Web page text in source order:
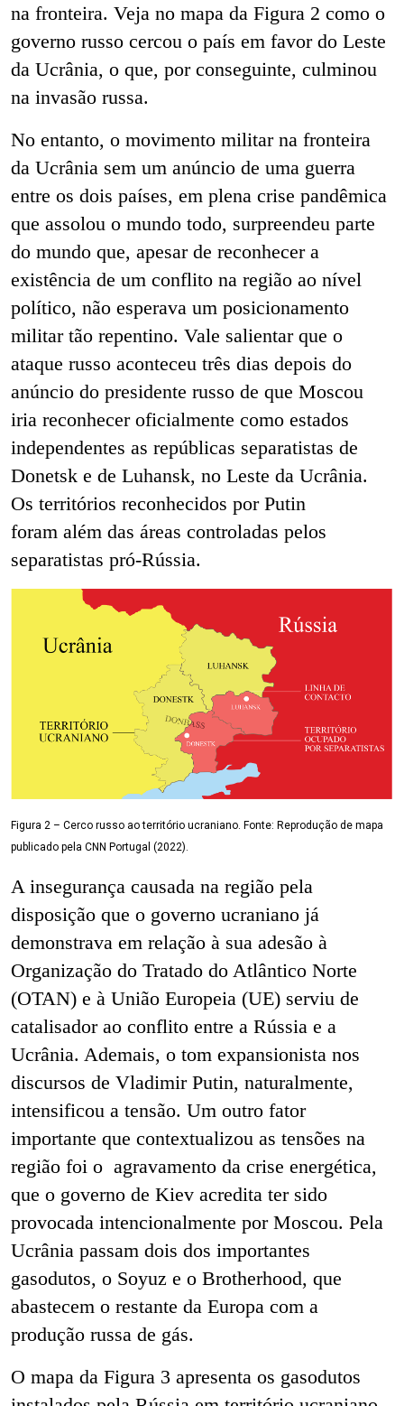
na fronteira. Veja no mapa da Figura 2 como o
governo russo cercou o país em favor do Leste
da Ucrânia, o que, por conseguinte, culminou
na invasão russa.
No entanto, o movimento militar na fronteira
da Ucrânia sem um anúncio de uma guerra
entre os dois países, em plena crise pandêmica
que assolou o mundo todo, surpreendeu parte
do mundo que, apesar de reconhecer a
existência de um conflito na região ao nível
político, não esperava um posicionamento
militar tão repentino. Vale salientar que o
ataque russo aconteceu três dias depois do
anúncio do presidente russo de que Moscou
iria reconhecer oficialmente como estados
independentes as repúblicas separatistas de
Donetsk e de Luhansk, no Leste da Ucrânia.
Os territórios reconhecidos por Putin
foram além das áreas controladas pelos
separatistas pró-Rússia.
Figura 2 – Cerco russo ao território ucraniano. Fonte: Reprodução de mapa
publicado pela CNN Portugal (2022).
A insegurança causada na região pela
disposição que o governo ucraniano já
demonstrava em relação à sua adesão à
Organização do Tratado do Atlântico Norte
(OTAN) e à União Europeia (UE) serviu de
catalisador ao conflito entre a Rússia e a
Ucrânia. Ademais, o tom expansionista nos
discursos de Vladimir Putin, naturalmente,
intensificou a tensão. Um outro fator
importante que contextualizou as tensões na
região foi o agravamento da crise energética,
que o governo de Kiev acredita ter sido
provocada intencionalmente por Moscou. Pela
Ucrânia passam dois dos importantes
gasodutos, o Soyuz e o Brotherhood, que
abastecem o restante da Europa com a
produção russa de gás.
O mapa da Figura 3 apresenta os gasodutos